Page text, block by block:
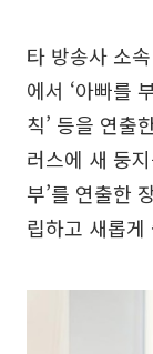
타 방송사 소
에서 ‘아빠를
칙’ 등을 연출
러스에 새 둥
부’를 연출한
립하고 새롭게